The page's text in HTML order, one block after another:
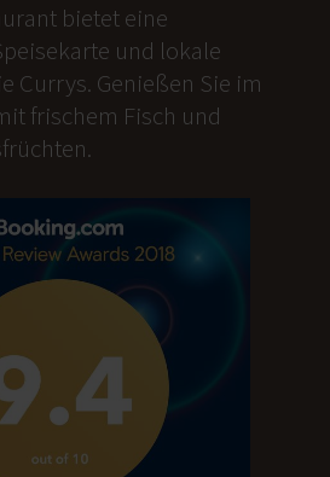
bietet eine
und lokale
Currys. Genießen Sie im
frischem Fisch und